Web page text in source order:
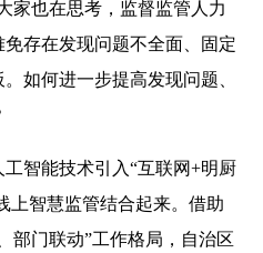
家也在思考，监督监管人力
存在发现问题不全面、固定
如何进一步提高发现问题、
智能技术引入“互联网+明厨
上智慧监管结合起来。借助
部门联动”工作格局，自治区